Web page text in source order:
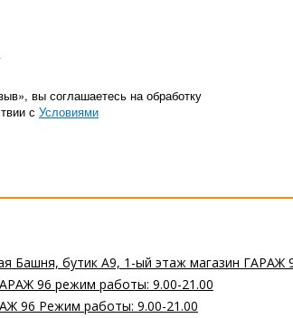
вы соглашаетесь на обработку
с Условиями
Башня, бутик А9, 1-ый этаж магазин ГАРАЖ
96 режим работы: 9.00-21.00
96 Режим работы: 9.00-21.00